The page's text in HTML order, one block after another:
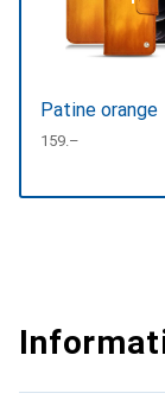
Patine orange
CHF
159.–